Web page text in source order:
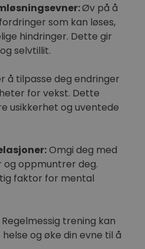
Øv på å
som kan løses,
hindringer. Dette gir
selvtillit.
å tilpasse deg endringer
for vekst. Dette
usikkerhet og uventede
Omgi deg med
oppmuntrer deg.
faktor for mental
trening kan
og øke din evne til å